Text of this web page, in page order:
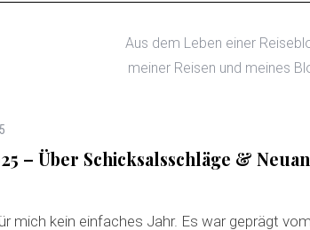
Aus dem Leben einer
meiner Reisen und meines
– Über Schicksalsschläge &
mich kein einfaches Jahr. Es war geprägt